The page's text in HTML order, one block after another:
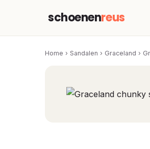
schoenenreus
Home › Sandalen › Graceland ›